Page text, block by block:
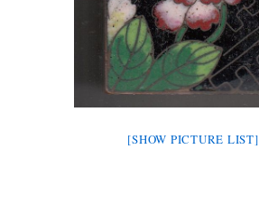
[SHOW PICTURE LIST]